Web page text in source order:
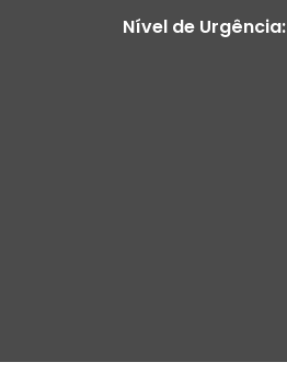
Nível de Urgência: